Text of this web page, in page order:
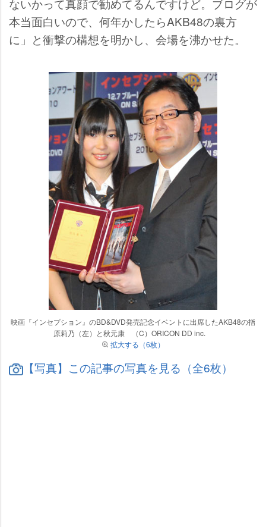
ないかって真顔で勧めてるんですけど。ブログが
本当面白いので、何年かしたらAKB48の裏方
に」と衝撃の構想を明かし、会場を沸かせた。
映画『インセプション』のBD&DVD発売記念イベントに出席したAKB48の指
原莉乃（左）と秋元康 （C）ORICON DD inc.
拡大する（6枚）
【写真】この記事の写真を見る（全6枚）